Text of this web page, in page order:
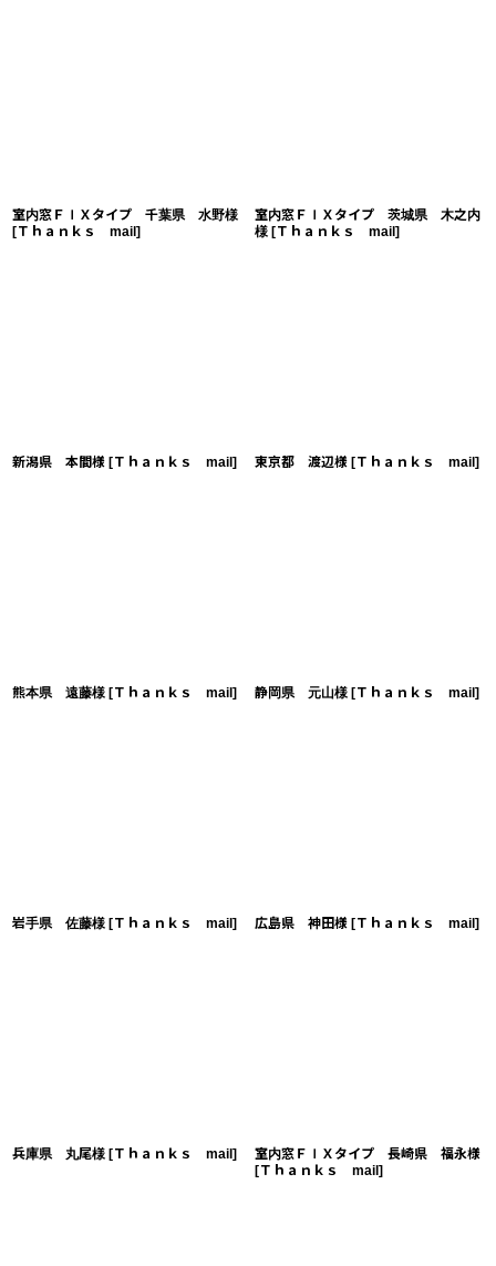
室内窓ＦＩＸタイプ 千葉県 水野様
[Ｔｈａｎｋｓ mail ]
室内窓ＦＩＸタイプ 茨城県 木之内
様 [Ｔｈａｎｋｓ mail ]
新潟県 本間様 [Ｔｈａｎｋｓ mail ] 東京都 渡辺様 [Ｔｈａｎｋｓ mail ]
熊本県 遠藤様 [Ｔｈａｎｋｓ mail ] 静岡県 元山様 [Ｔｈａｎｋｓ mail ]
岩手県 佐藤様 [Ｔｈａｎｋｓ mail ] 広島県 神田様 [Ｔｈａｎｋｓ mail ]
兵庫県 丸尾様 [Ｔｈａｎｋｓ mail ]
室内窓ＦＩＸタイプ 長崎県 福永様
[Ｔｈａｎｋｓ mail ]